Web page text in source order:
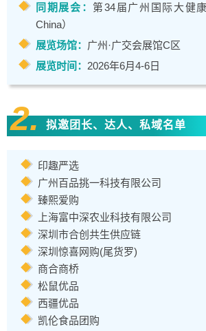
同期展会： 第34届广州国际大健
China）
展览场馆： 广州·广交会展馆C区
展览时间： 2026年6月4-6日
2. 拟邀团长、达人、私域名单
印趣严选
广州百品挑一科技有限公司
臻熙爱购
上海富中深农业科技有限公司
深圳市合创共生供应链
深圳惊喜网购(尾货罗)
商合商桥
松鼠优品
西疆优品
凯伦食品团购